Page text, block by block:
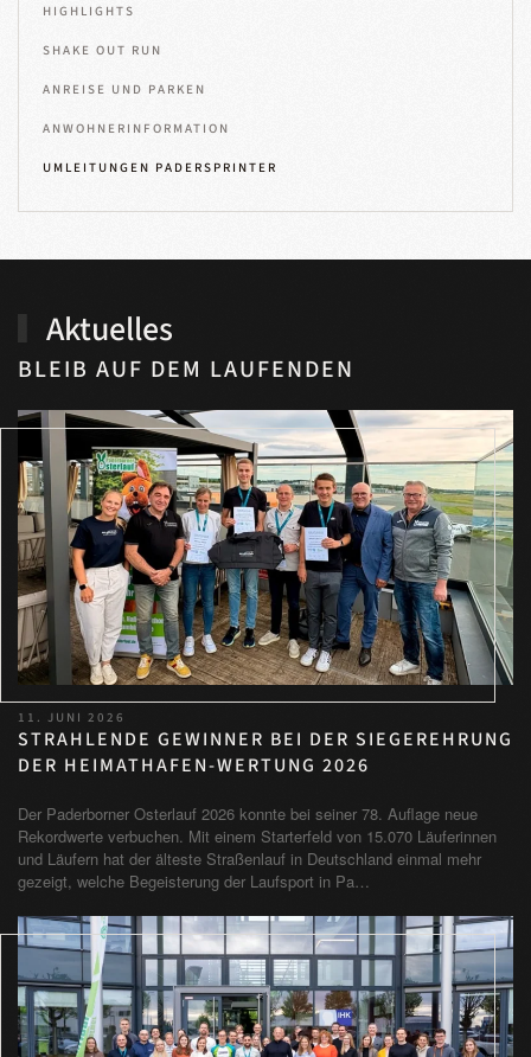
HIGHLIGHTS
SHAKE OUT RUN
ANREISE UND PARKEN
ANWOHNERINFORMATION
UMLEITUNGEN PADERSPRINTER
Aktuelles
BLEIB AUF DEM LAUFENDEN
11. JUNI 2026
STRAHLENDE GEWINNER BEI DER SIEGEREHRUNG
DER HEIMATHAFEN-WERTUNG 2026
Der Paderborner Osterlauf 2026 konnte bei seiner 78. Auflage neue
Rekordwerte verbuchen. Mit einem Starterfeld von 15.070 Läuferinnen
und Läufern hat der älteste Straßenlauf in Deutschland einmal mehr
gezeigt, welche Begeisterung der Laufsport in Pa…